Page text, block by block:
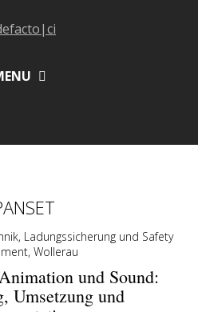
Ladungssicherung und Safety
Wollerau
und Sound:
Umsetzung und